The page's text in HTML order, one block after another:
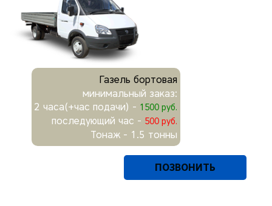
Газель бортовая
минимальный заказ:
2 часа(+час подачи) - 1500 руб.
последующий час - 500 руб.
Тонаж - 1.5 тонны
ПОЗВОНИТЬ